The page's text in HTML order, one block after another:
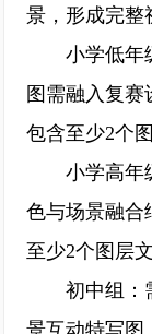
景，形成完整
小学低年级
图需融入复
包含至少2个
小学高年级
色与场景融合
至少2个图层文
初中组：需
景互动特写图